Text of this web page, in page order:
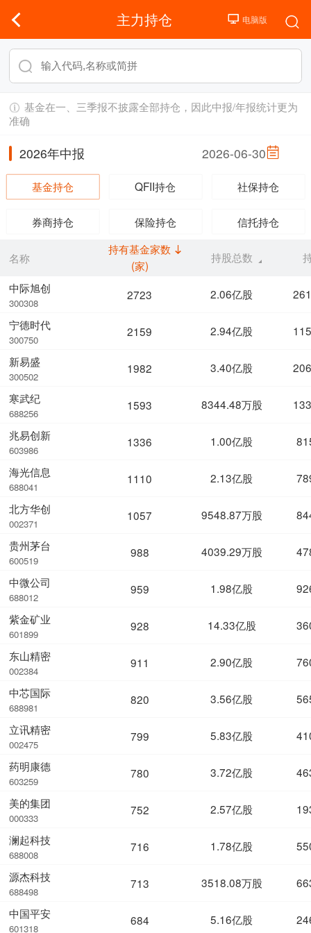
主力持仓
基金在一、三季报不披露全部持仓，因此中报/年报统计更为
准确
2026年中报 2026-06-30
基金持仓 QFII持仓 社保持仓
券商持仓 保险持仓 信托持仓
名称
中际旭创
300308
宁德时代
300750
新易盛
300502
寒武纪
688256
兆易创新
603986
海光信息
688041
北方华创
002371
贵州茅台
600519
中微公司
688012
紫金矿业
601899
东山精密
002384
中芯国际
688981
立讯精密
002475
药明康德
603259
美的集团
000333
澜起科技
688008
源杰科技
688498
中国平安
601318
持有基金家数
(家)
持股总数
2723 2.06亿股
2159 2.94亿股
1982 3.40亿股
1593 8344.48万股
1336 1.00亿股
1110 2.13亿股
1057 9548.87万股
988 4039.29万股
959 1.98亿股
928 14.33亿股
911 2.90亿股
820 3.56亿股
799 5.83亿股
780 3.72亿股
752 2.57亿股
716 1.78亿股
713 3518.08万股
684 5.16亿股